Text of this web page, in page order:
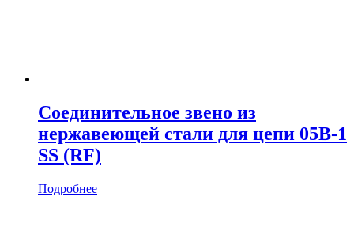
Соединительное звено из
нержавеющей стали для цепи 05B-1
SS (RF)
Подробнее